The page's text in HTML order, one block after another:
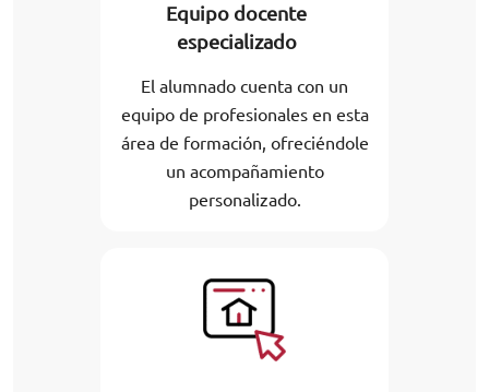
Equipo docente
especializado
El alumnado cuenta con un
equipo de profesionales en esta
área de formación, ofreciéndole
un acompañamiento
personalizado.